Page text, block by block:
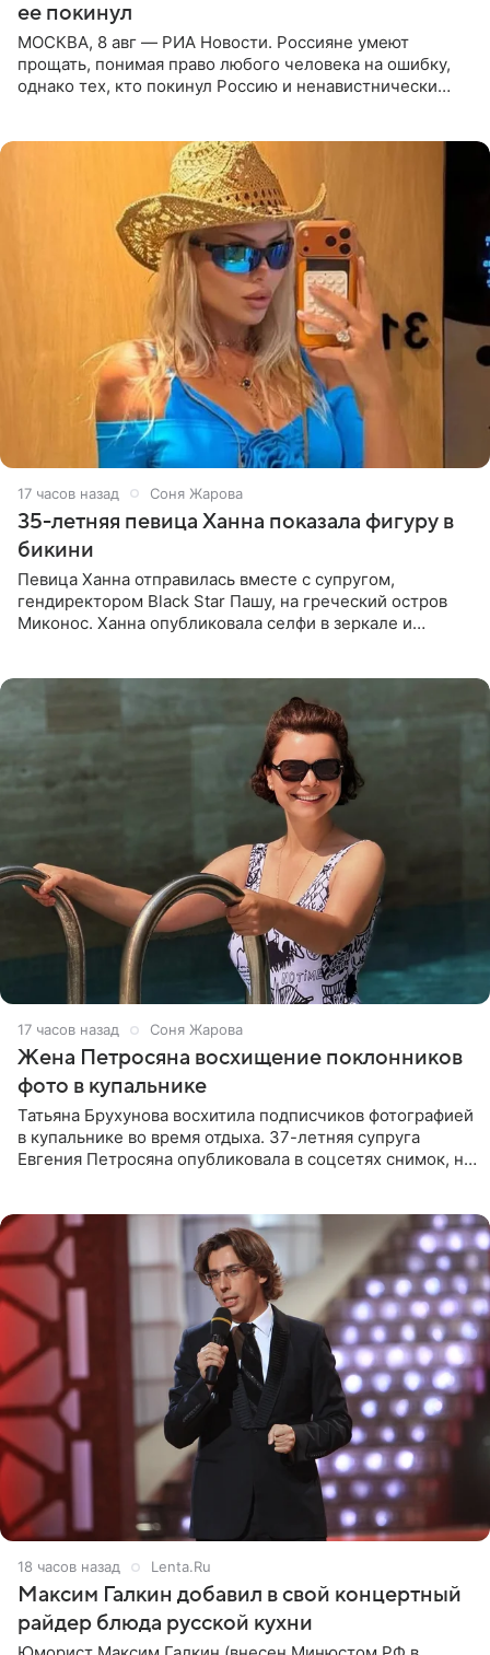
ее покинул
МОСКВА, 8 авг — РИА Новости. Россияне умеют
прощать, понимая право любого человека на ошибку,
однако тех, кто покинул Россию и ненавистнически
17 часов назад Соня Жарова
35-летняя певица Ханна показала фигуру в
бикини
Певица Ханна отправилась вместе с супругом,
гендиректором Black Star Пашу, на греческий остров
Миконос. Ханна опубликовала селфи в зеркале и
17 часов назад Соня Жарова
Жена Петросяна восхищение поклонников
фото в купальнике
Татьяна Брухунова восхитила подписчиков фотографией
в купальнике во время отдыха. 37-летняя супруга
Евгения Петросяна опубликовала в соцсетях снимок, на
18 часов назад Lenta.Ru
Максим Галкин добавил в свой концертный
райдер блюда русской кухни